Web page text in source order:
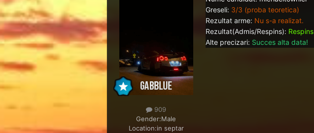
909
Gender:Male
Location:in septar
Greseli: 3/3 (proba teoretica)
Rezultat arme: Nu s-a realizat.
Rezultat(Admis/Respins): Respins
Alte precizari: Succes alta data!